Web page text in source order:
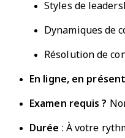
Styles de
Dynamiques de
Résolution de
En ligne, en
Examen requis ?
Durée : À votre